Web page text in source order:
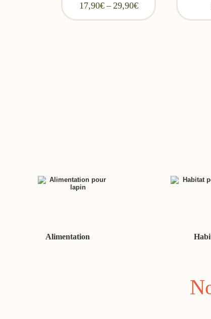
17,90€ – 29,90€Price range: 17,90€
Alimentation